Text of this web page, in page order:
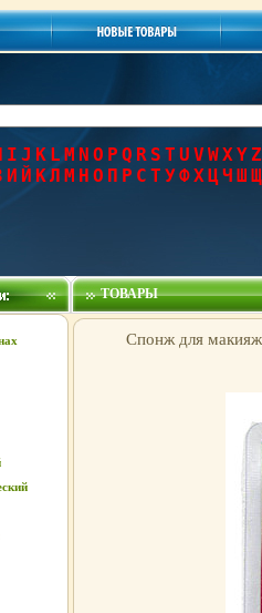
I J K L M N O P Q R S T U V WXYZ
И Й КЛ М Н О П Р С Т УФХЦЧ Ш Щ
ТОВАРЫ
Спонж для